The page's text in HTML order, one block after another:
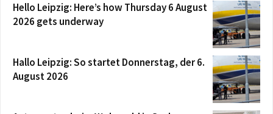
Hello Leipzig: Here’s how Thursday 6 August
2026 gets underway
Hallo Leipzig: So startet Donnerstag, der 6.
August 2026